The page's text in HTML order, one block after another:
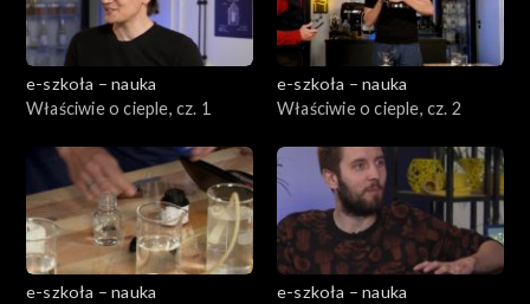
e-szkoła – nauka
Właściwie o cieple, cz. 1
e-szkoła – nauka
Właściwie o cieple, cz. 2
e-szkoła – nauka
e-szkoła – nauka